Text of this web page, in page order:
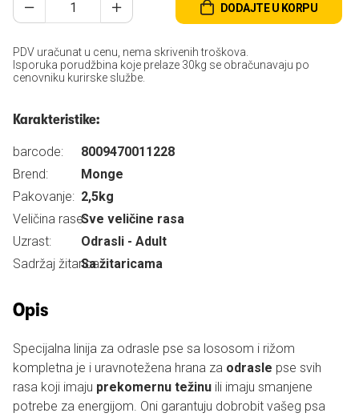
DODAJTE U KORPU
PDV uračunat u cenu, nema skrivenih troškova.
Isporuka porudžbina koje prelaze 30kg se obračunavaju po
cenovniku kurirske službe.
Karakteristike:
barcode:
8009470011228
Brend:
Monge
Pakovanje: 2,5kg
Veličina rase:Sve veličine rasa
Uzrast:
Odrasli - Adult
Sadržaj žitarica:Sa žitaricama
Opis
Specijalna linija za odrasle pse sa lososom i rižom
kompletna je i uravnotežena hrana za odrasle pse svih
rasa koji imaju prekomernu težinu ili imaju smanjene
potrebe za energijom. Oni garantuju dobrobit vašeg psa